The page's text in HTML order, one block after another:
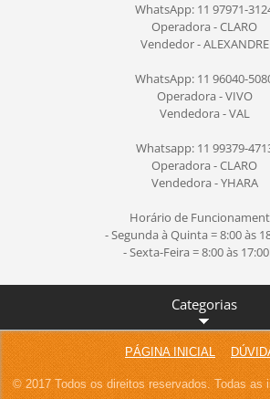
WhatsApp: 11 97971-
Operadora - CLARO
Vendedor - ALEXANDRE
WhatsApp: 11 96040-
Operadora - VIVO
Vendedora - VAL
Whatsapp: 11 99379-
Operadora - CLARO
Vendedora - YHARA
Horário de
- Segunda à Quinta = 8:00 às
- Sexta-Feira = 8:00 às
Categorias
PÁGINA INICIAL
© 2017 Todos os direitos reservados. Todas as